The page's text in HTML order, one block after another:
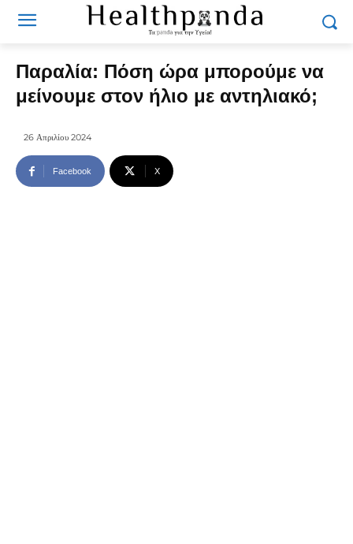
Παραλία: Πόση ώρα μπορούμε να
μείνουμε στον ήλιο με αντηλιακό;
26 Απριλίου 2024
Facebook X